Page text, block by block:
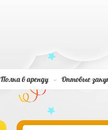
Полка в аренду Оптовые